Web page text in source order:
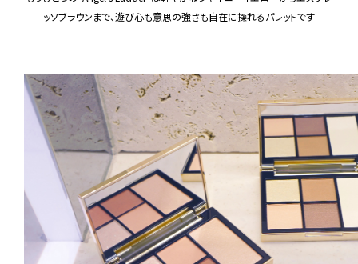
ッソブラウンまで、遊び心も意思の強さも自在に操れるパレットです